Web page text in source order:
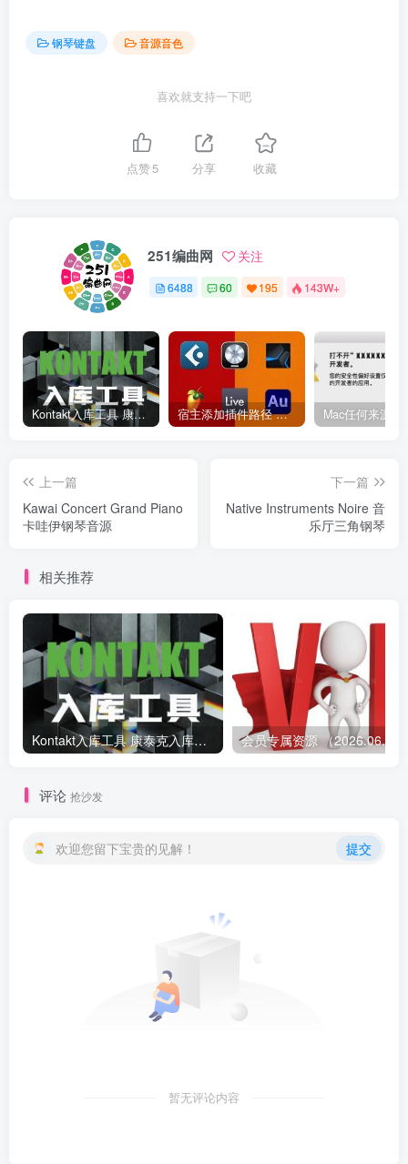
钢琴键盘 音源音色
喜欢就支持一下吧
点赞5 分享 收藏
251编曲网 关注
6488 60 195 143W+
Kontakt入库工具 康泰克入库教程 宿主添加插件路径 插件路径设置 VSTPlugins路径
上一篇
Kawai Concert Grand Piano
卡哇伊钢琴音源
下一篇
Native Instruments Noire 音
乐厅三角钢琴
相关推荐
Kontakt入库工具 康泰克入库教程
评论 抢沙发
欢迎您留下宝贵的见解！ 提交
暂无评论内容